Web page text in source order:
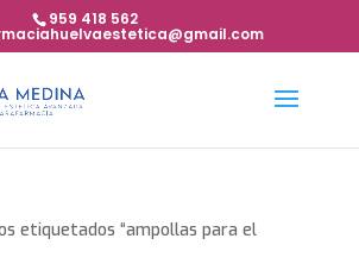
959 418 562
etiquetados “ampollas para el